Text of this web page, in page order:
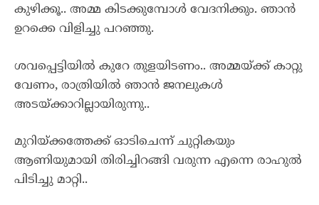
കുഴിക്കൂ.. അമ്മ കിടക്കുമ്പോൾ വേദനിക്കും. ഞാൻ
ഉറക്കെ വിളിച്ചു പറഞ്ഞു.
ശവപ്പെട്ടിയിൽ കുറേ തുളയിടണം.. അമ്മയ്ക്ക് കാറ്റു
വേണം, രാത്രിയിൽ ഞാൻ ജനലുകൾ
അടയ്ക്കാറില്ലായിരുന്നു..
മുറിയ്ക്കത്തേക്ക് ഓടിചെന്ന് ചുറ്റികയും
ആണിയുമായി തിരിച്ചിറങ്ങി വരുന്ന എന്നെ രാഹുൽ
പിടിച്ചു മാറ്റി..